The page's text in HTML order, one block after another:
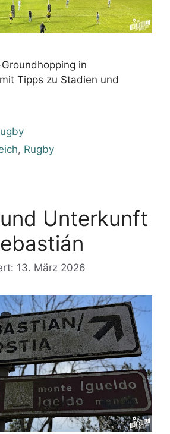
in
Tipps zu Stadien und
, Rugby
Unterkunft
13. März 2026